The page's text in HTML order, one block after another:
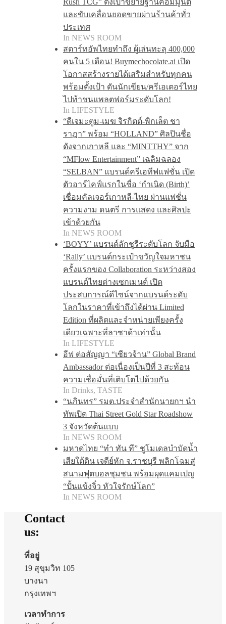
และขับเคลื่อนยอดขายผ่านร้านค้าทั่ว
ประเทศ
In NEWS ROOM
สตาร์ทอัพไทยทำถึง ผู้เล่นทะลุ 400,000
คนใน 5 เดือน! Buymechocolate.ai เปิด
โอกาสสร้างรายได้เสริมสำหรับทุกคน
พร้อมตั้งเป้า ดันนักเขียน/ครีเอเตอร์ไทย
ไปท้าชนแพลตฟอร์มระดับโลก!
In LIFESTYLE
“ดีเจมะตูม-เมฆ จิรกิตต์-พิกเล็ต ชา
ราฎา” พร้อม “HOLLAND” ศิลปินชื่อ
ดังจากเกาหลี และ “MINTTHY” จาก
“MFlow Entertainment” เฉลิมฉลอง
“SELBAN” แบรนด์ครีเอทีฟแฟชั่น เปิด
ตัวอาร์ไคฟ์แรกในชื่อ ‘กำเนิด (Birth)’
เชื่อมคัลเจอร์เกาหลี-ไทย ผ่านแฟชั่น
ความงาม ดนตรี การแสดง และศิลปะ
เข้าด้วยกัน
In NEWS ROOM
‘BOYY’ แบรนด์ลักชูรีระดับโลก จับมือ
‘Rally’ แบรนด์กระเป๋าขวัญใจมหาชน
ครั้งแรกของ Collaboration ระหว่างสอง
แบรนด์ไทยต่างเซกเมนต์ เปิด
ประสบการณ์ดีไซน์จากแบรนด์ระดับ
โลกในราคาที่เข้าถึงได้ผ่าน Limited
Edition ที่ผลิตและจำหน่ายเพียงครั้ง
เดียวเฉพาะที่ลาซาด้าเท่านั้น
In LIFESTYLE
อีฟ ต่อสัญญา “เซียวจ้าน” Global Brand
Ambassador ต่อเนื่องเป็นปีที่ 3 สะท้อน
ความเชื่อมั่นที่เติบโตไปด้วยกัน
In Drinks, TASTE
“นภินทร” รมต.ประจำสำนักนายกฯ นำ
ทัพเปิด Thai Street Gold Star Roadshow
3 จังหวัดต้นแบบ
In NEWS ROOM
มหาดไทย “ทำ ทัน ที” ชูโมเดลบำบัดน้ำ
เสียใต้ดิน เจดีย์หัก จ.ราชบุรี พลิกโฉมสู่
สนามฟุตบอลชุมชน พร้อมผุดแคมเปญ
“ปั้นแข้งจิ๋ว หัวใจรักษ์โลก”
In NEWS ROOM
Contact
us:
ที่อยู่
19 สุขุมวิท 105
บางนา
กรุงเทพฯ
เวลาทำการ